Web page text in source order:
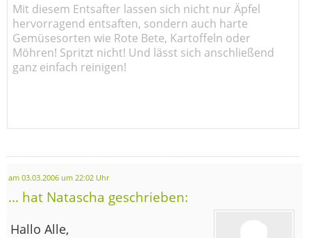
Mit diesem Entsafter lassen sich nicht nur Äpfel
hervorragend entsaften, sondern auch harte
Gemüsesorten wie Rote Bete, Kartoffeln oder
Möhren! Spritzt nicht! Und lässt sich anschließend
ganz einfach reinigen!
am 03.03.2006 um 22:02 Uhr
... hat Natascha geschrieben:
Hallo Alle,